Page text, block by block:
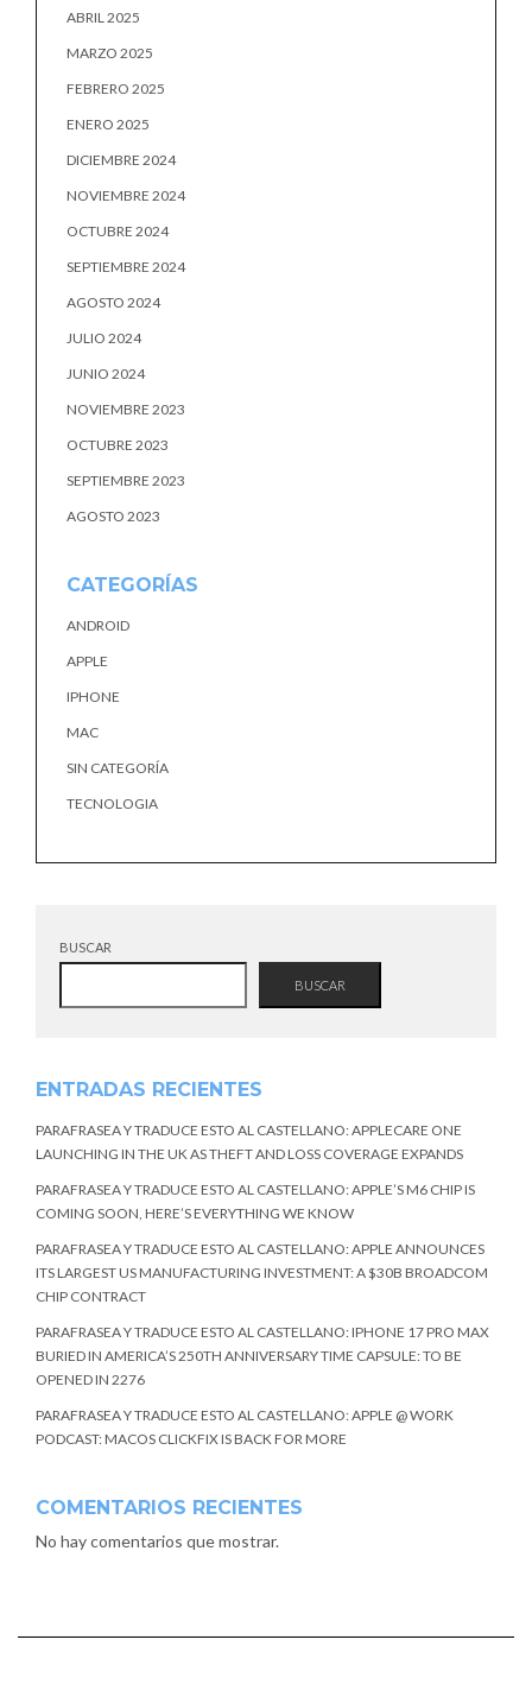
ABRIL 2025
MARZO 2025
FEBRERO 2025
ENERO 2025
DICIEMBRE 2024
NOVIEMBRE 2024
OCTUBRE 2024
SEPTIEMBRE 2024
AGOSTO 2024
JULIO 2024
JUNIO 2024
NOVIEMBRE 2023
OCTUBRE 2023
SEPTIEMBRE 2023
AGOSTO 2023
CATEGORÍAS
ANDROID
APPLE
IPHONE
MAC
SIN CATEGORÍA
TECNOLOGIA
BUSCAR
BUSCAR
ENTRADAS RECIENTES
PARAFRASEA Y TRADUCE ESTO AL CASTELLANO: APPLECARE ONE
LAUNCHING IN THE UK AS THEFT AND LOSS COVERAGE EXPANDS
PARAFRASEA Y TRADUCE ESTO AL CASTELLANO: APPLE’S M6 CHIP IS
COMING SOON, HERE’S EVERYTHING WE KNOW
PARAFRASEA Y TRADUCE ESTO AL CASTELLANO: APPLE ANNOUNCES
ITS LARGEST US MANUFACTURING INVESTMENT: A $30B BROADCOM
CHIP CONTRACT
PARAFRASEA Y TRADUCE ESTO AL CASTELLANO: IPHONE 17 PRO MAX
BURIED IN AMERICA’S 250TH ANNIVERSARY TIME CAPSULE: TO BE
OPENED IN 2276
PARAFRASEA Y TRADUCE ESTO AL CASTELLANO: APPLE @ WORK
PODCAST: MACOS CLICKFIX IS BACK FOR MORE
COMENTARIOS RECIENTES
No hay comentarios que mostrar.